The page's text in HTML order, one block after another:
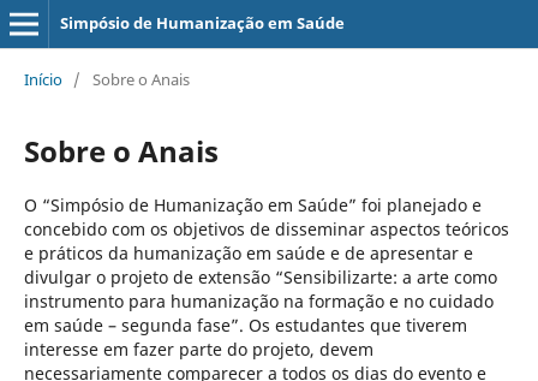
Simpósio de Humanização em Saúde
Início / Sobre o Anais
Sobre o Anais
O “Simpósio de Humanização em Saúde” foi planejado e
concebido com os objetivos de disseminar aspectos teóricos
e práticos da humanização em saúde e de apresentar e
divulgar o projeto de extensão “Sensibilizarte: a arte como
instrumento para humanização na formação e no cuidado
em saúde – segunda fase”. Os estudantes que tiverem
interesse em fazer parte do projeto, devem
necessariamente comparecer a todos os dias do evento e